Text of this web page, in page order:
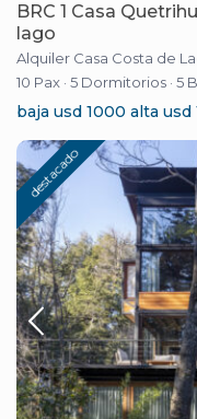
BRC 1 Casa
lago
Alquiler Casa Costa de
10 Pax · 5 Dormitorios · 5
baja usd 1000 alta usd
destacado